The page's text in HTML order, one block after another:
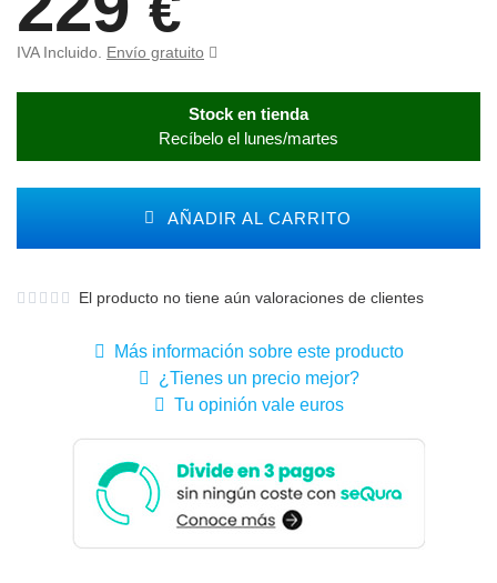
IVA Incluido. Envío gratuito
Stock en tienda
Recíbelo el lunes/martes
AÑADIR AL CARRITO
El producto no tiene aún valoraciones de clientes
Más información sobre este producto
¿Tienes un precio mejor?
Tu opinión vale euros